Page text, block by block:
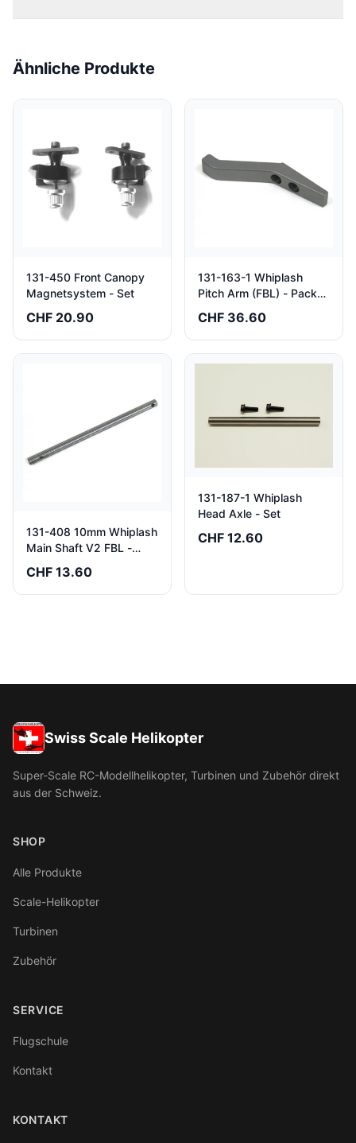
Ähnliche Produkte
131-450 Front Canopy
Magnetsystem - Set
CHF 20.90
131-163-1 Whiplash
Pitch Arm (FBL) - Pack
CHF 36.60
131-408 10mm Whiplash
Main Shaft V2 FBL -
CHF 13.60
131-187-1 Whiplash
Head Axle - Set
CHF 12.60
Swiss Scale Helikopter
Super-Scale RC-Modellhelikopter, Turbinen und Zubehör direkt
aus der Schweiz.
SHOP
Alle Produkte
Scale-Helikopter
Turbinen
Zubehör
SERVICE
Flugschule
Kontakt
KONTAKT